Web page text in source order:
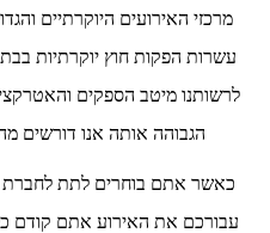
מרכזי האירועים היוקרתיים
עשרות הפקות חוץ יוקרתיות
לרשותנו מיטב הספקים
הגבוהה אותה אנו דורשים
כאשר אתם בוחרים לתת לחברת
עבורכם את האירוע אתם קודם